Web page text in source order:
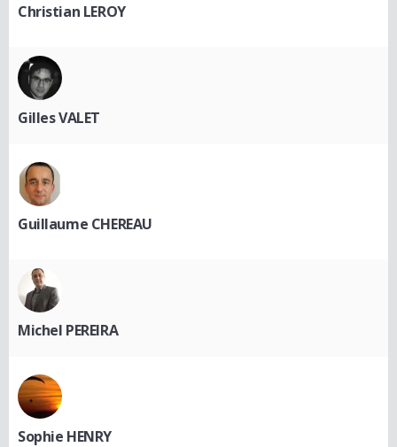
Christian LEROY
Gilles VALET
Guillaume CHEREAU
Michel PEREIRA
Sophie HENRY